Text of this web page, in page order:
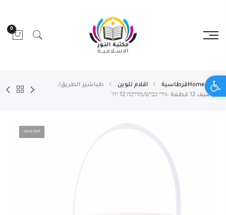
Open toolbar
0
Homeقرطاسية اقلام تلوين
طباشير الطريق/
الرصيف 12 قطعة -גירי כביש/מדרכה 12 יח’
SOLD OUT